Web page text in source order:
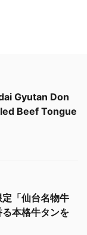
Gyutan Don
Beef Tongue
定「仙台名物牛
本格牛タンを